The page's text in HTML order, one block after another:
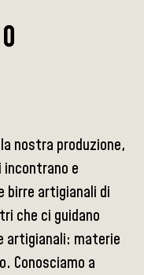
nostra produzione,
incontrano e
birre artigianali di
che ci guidano
artigianali: materie
Conosciamo a